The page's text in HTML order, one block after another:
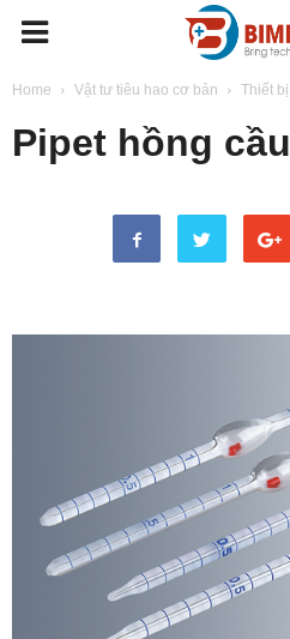
BIMETECH
Home Vật tư tiêu hao cơ bản Thiết bị
Pipet hồng cầu